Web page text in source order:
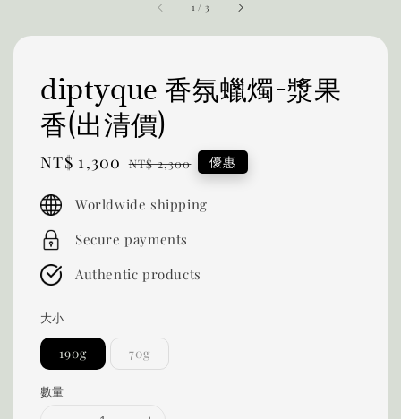
1 / 3
diptyque 香氛蠟燭-漿果
香(出清價)
Sale
NT$ 1,300 Regular
NT$ 2,300 優惠
Worldwide shipping
Secure payments
Authentic products
大小
190g 70g
數量